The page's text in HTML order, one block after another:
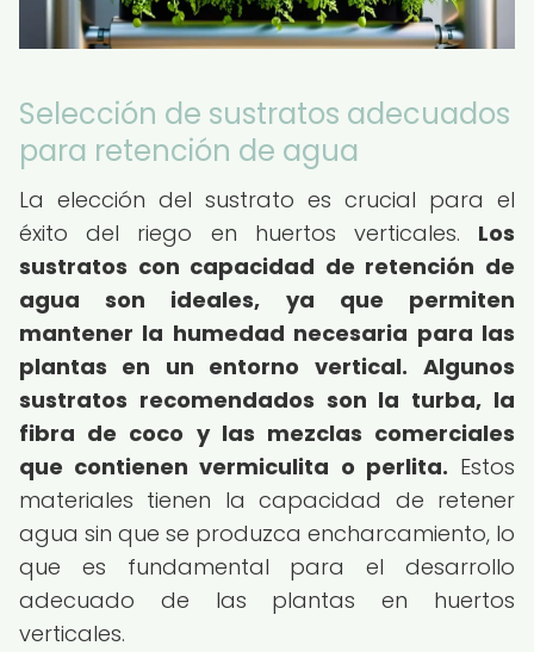
Selección de sustratos adecuados
para retención de agua
La elección del sustrato es crucial para el
éxito del riego en huertos verticales. Los
sustratos con capacidad de retención de
agua son ideales, ya que permiten
mantener la humedad necesaria para las
plantas en un entorno vertical. Algunos
sustratos recomendados son la turba, la
fibra de coco y las mezclas comerciales
que contienen vermiculita o perlita. Estos
materiales tienen la capacidad de retener
agua sin que se produzca encharcamiento, lo
que es fundamental para el desarrollo
adecuado de las plantas en huertos
verticales.